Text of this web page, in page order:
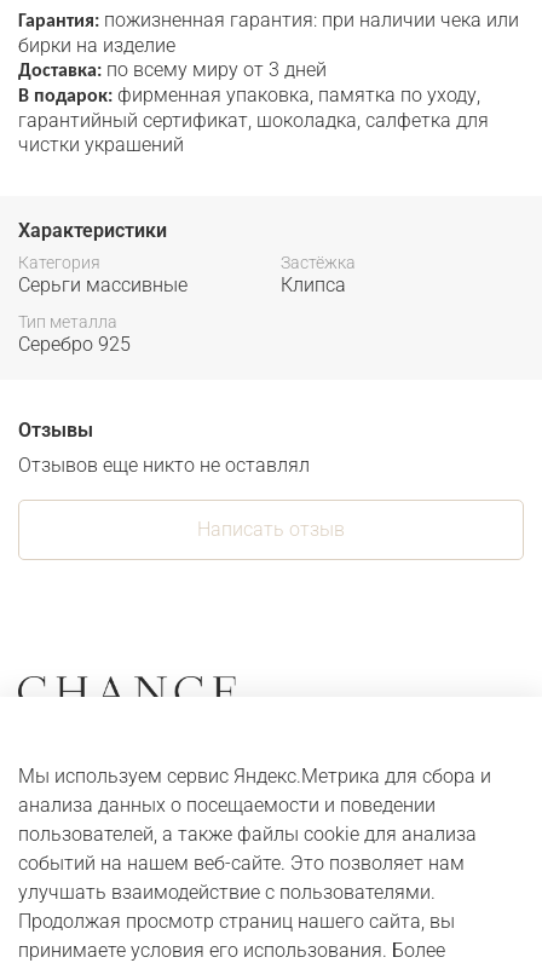
Гарантия: пожизненная гарантия: при наличии чека или
бирки на изделие
Доставка: по всему миру от 3 дней
В подарок: фирменная упаковка, памятка по уходу,
гарантийный сертификат, шоколадка, салфетка для
чистки украшений
Характеристики
Категория
Серьги массивные
Застёжка
Клипса
Тип металла
Серебро 925
Отзывы
Отзывов еще никто не оставлял
Написать отзыв
Серьги
Кольца
Колье
Браслеты
Адреса и контакты
Оплата и доставка
Digital журнал
Бонусная программа
Мы используем сервис Яндекс.Метрика для сбора и
анализа данных о посещаемости и поведении
пользователей, а также файлы cookie для анализа
событий на нашем веб-сайте. Это позволяет нам
улучшать взаимодействие с пользователями.
Продолжая просмотр страниц нашего сайта, вы
принимаете условия его использования. Более